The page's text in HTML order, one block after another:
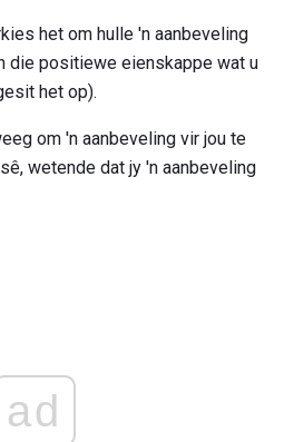
het om hulle 'n aanbeveling
die positiewe eienskappe wat u
het op).
om 'n aanbeveling vir jou te
wetende dat jy 'n aanbeveling
ad